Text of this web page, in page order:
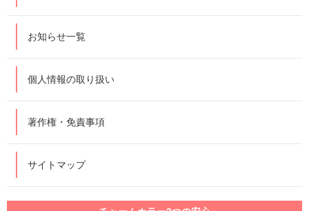
お知らせ一覧
個人情報の取り扱い
著作権・免責事項
サイトマップ